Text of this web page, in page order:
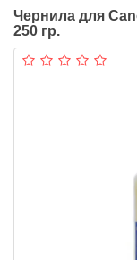
Чернила для
250 гр.